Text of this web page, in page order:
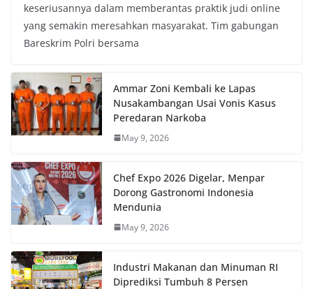
keseriusannya dalam memberantas praktik judi online
yang semakin meresahkan masyarakat. Tim gabungan
Bareskrim Polri bersama
Ammar Zoni Kembali ke Lapas
Nusakambangan Usai Vonis Kasus
Peredaran Narkoba
May 9, 2026
Chef Expo 2026 Digelar, Menpar
Dorong Gastronomi Indonesia
Mendunia
May 9, 2026
Industri Makanan dan Minuman RI
Diprediksi Tumbuh 8 Persen